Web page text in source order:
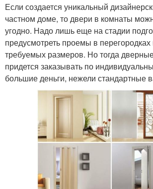
Если создается уникальный
частном доме, то двери в комнаты
угодно. Надо лишь еще на стадии
предусмотреть проемы в
требуемых размеров. Но тогда
придется заказывать по
большие деньги, нежели стандартные